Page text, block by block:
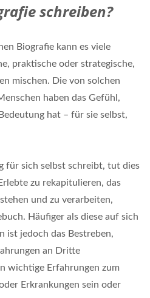
schreiben?
Biografie kann es viele
praktische oder strategische,
mischen. Die von solchen
haben das Gefühl,
hat – für sie selbst,
für sich selbst schreibt, tut dies
zu rekapitulieren, das
und zu verarbeiten,
Häufiger als diese auf sich
ist jedoch das Bestreben,
an Dritte
wichtige Erfahrungen zum
Erkrankungen sein oder